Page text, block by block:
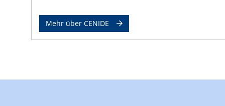
Mehr über CENIDE